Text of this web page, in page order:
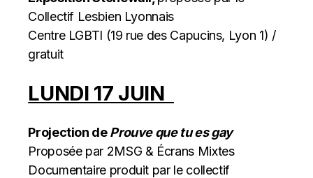
Collectif Lesbien Lyonnais
Centre LGBTI (19 rue des Capucins, Lyon 1) /
gratuit
LUNDI 17 JUIN
Projection deProuve que tu es gay
Proposée par 2MSG & Écrans Mixtes
Documentaire produit par le collectif